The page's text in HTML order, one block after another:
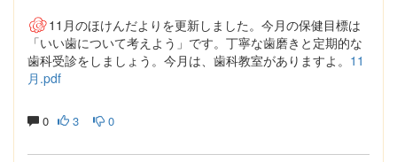
11月のほけんだよりを更新しました。今月の保健目標は
「いい歯について考えよう」です。丁寧な歯磨きと定期的な
歯科受診をしましょう。今月は、歯科教室がありますよ。 11
月.pdf
0 3 0